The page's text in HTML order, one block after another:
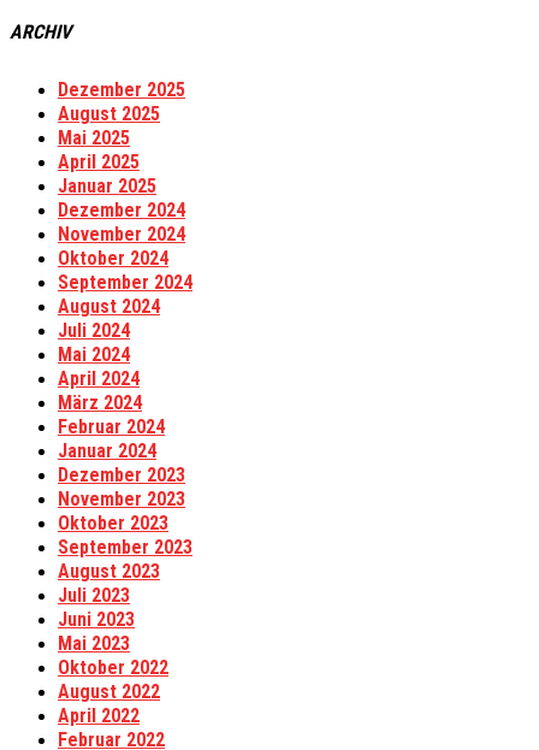
ARCHIV
Dezember 2025
August 2025
Mai 2025
April 2025
Januar 2025
Dezember 2024
November 2024
Oktober 2024
September 2024
August 2024
Juli 2024
Mai 2024
April 2024
März 2024
Februar 2024
Januar 2024
Dezember 2023
November 2023
Oktober 2023
September 2023
August 2023
Juli 2023
Juni 2023
Mai 2023
Oktober 2022
August 2022
April 2022
Februar 2022